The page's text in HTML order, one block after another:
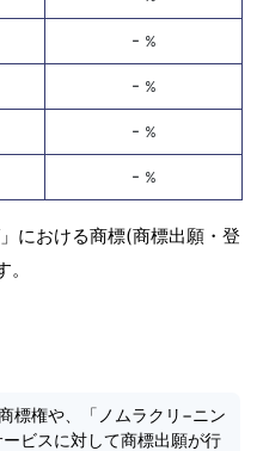
- %
- %
- %
- %
における商標(商標出願・登
標権や、「ノムラクリ−ニン
ビスに対して商標出願が行